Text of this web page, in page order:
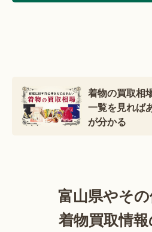
着物の買取相
一覧を見れば
が分かる
富山県やそ
着物買取情